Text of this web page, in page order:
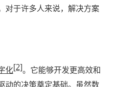
对于许多人来说，解决方案
化[2]。它能够开发更高效和
动的决策奠定基础。虽然数